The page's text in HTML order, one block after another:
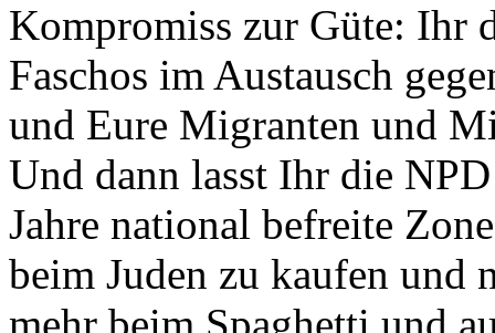
Kompromiss zur Güte: Ihr
Faschos im Austausch
und Eure Migranten und
Und dann lasst Ihr die
Jahre national befreite
beim Juden zu kaufen und